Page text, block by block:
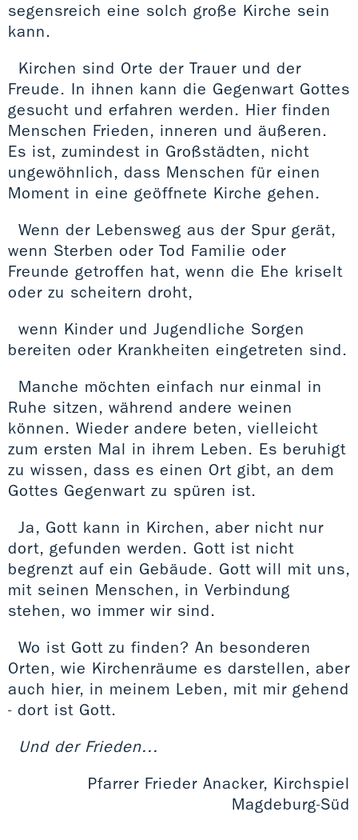
segensreich eine solch große Kirche sein
kann.
Kirchen sind Orte der Trauer und der
Freude. In ihnen kann die Gegenwart Gottes
gesucht und erfahren werden. Hier finden
Menschen Frieden, inneren und äußeren.
Es ist, zumindest in Großstädten, nicht
ungewöhnlich, dass Menschen für einen
Moment in eine geöffnete Kirche gehen.
Wenn der Lebensweg aus der Spur gerät,
wenn Sterben oder Tod Familie oder
Freunde getroffen hat, wenn die Ehe kriselt
oder zu scheitern droht,
wenn Kinder und Jugendliche Sorgen
bereiten oder Krankheiten eingetreten sind.
Manche möchten einfach nur einmal in
Ruhe sitzen, während andere weinen
können. Wieder andere beten, vielleicht
zum ersten Mal in ihrem Leben. Es beruhigt
zu wissen, dass es einen Ort gibt, an dem
Gottes Gegenwart zu spüren ist.
Ja, Gott kann in Kirchen, aber nicht nur
dort, gefunden werden. Gott ist nicht
begrenzt auf ein Gebäude. Gott will mit uns,
mit seinen Menschen, in Verbindung
stehen, wo immer wir sind.
Wo ist Gott zu finden? An besonderen
Orten, wie Kirchenräume es darstellen, aber
auch hier, in meinem Leben, mit mir gehend
- dort ist Gott.
Und der Frieden...
Pfarrer Frieder Anacker, Kirchspiel
Magdeburg-Süd